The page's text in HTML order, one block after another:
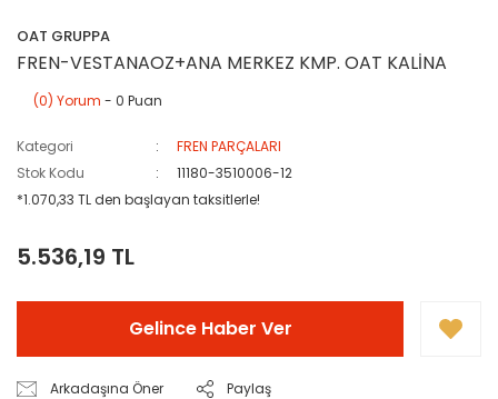
OAT GRUPPA
FREN-VESTANAOZ+ANA MERKEZ KMP. OAT KALİNA
(0) Yorum - 0 Puan
Kategori
FREN PARÇALARI
Stok Kodu
11180-3510006-12
*1.070,33 TL den başlayan taksitlerle!
5.536,19 TL
Gelince Haber Ver
Arkadaşına Öner Paylaş